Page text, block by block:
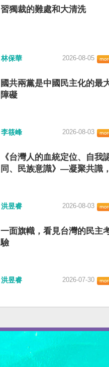
習獨裁的難處和大清洗
林保華 2026-08-05
國共兩黨是中國民主化的最
障礙
李筱峰 2026-08-03
《台灣人的血統定位、自我
同、民族意識》—凝聚共識，
洪昱睿 2026-08-03
一面旗幟，看見台灣的民主
驗
洪昱睿 2026-07-30